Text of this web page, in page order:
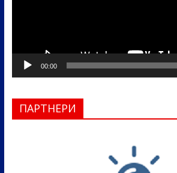
00:00
ПАРТНЕРИ